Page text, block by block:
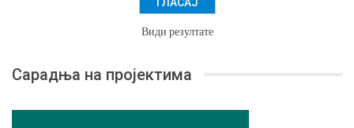
Види резултате
Сарадња на пројектима